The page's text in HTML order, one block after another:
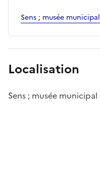
Sens ; musée municipal
Localisation
Sens ; musée municipal